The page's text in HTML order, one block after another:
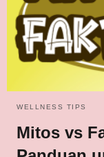
WELLNESS TIPS
Mitos vs